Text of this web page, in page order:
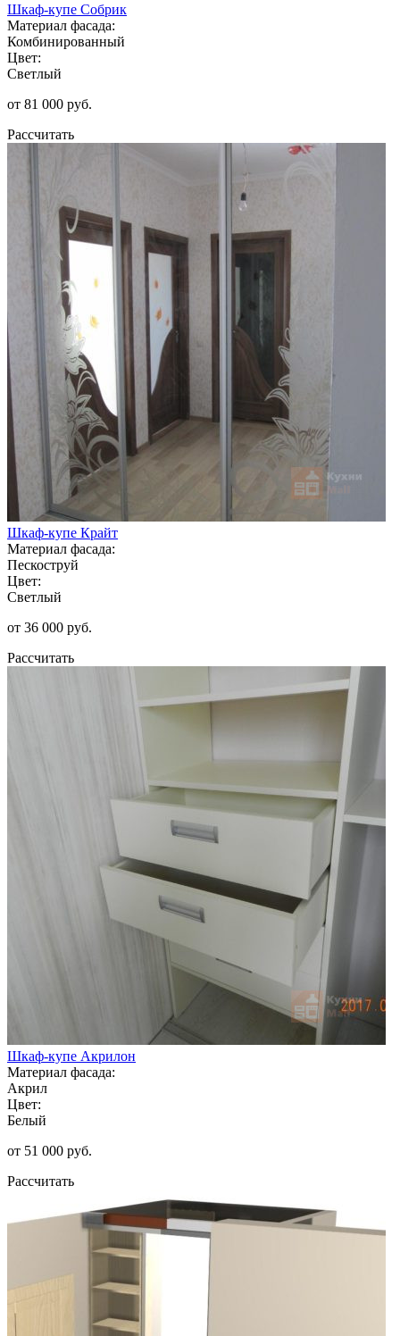
Шкаф-купе Собрик
Материал фасада:
Комбинированный
Цвет:
Светлый
от 81 000 руб.
Рассчитать
Шкаф-купе Крайт
Материал фасада:
Пескоструй
Цвет:
Светлый
от 36 000 руб.
Рассчитать
Шкаф-купе Акрилон
Материал фасада:
Акрил
Цвет:
Белый
от 51 000 руб.
Рассчитать